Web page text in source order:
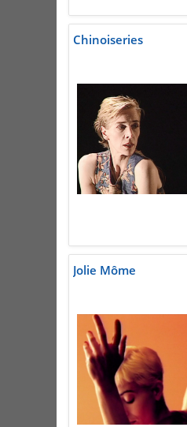
Chinoiseries
Jolie Môme